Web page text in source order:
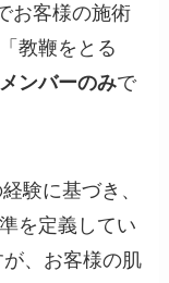
お客様の施術
教鞭をとる
ンバーのみで
験に基づき、
を定義してい
、お客様の肌